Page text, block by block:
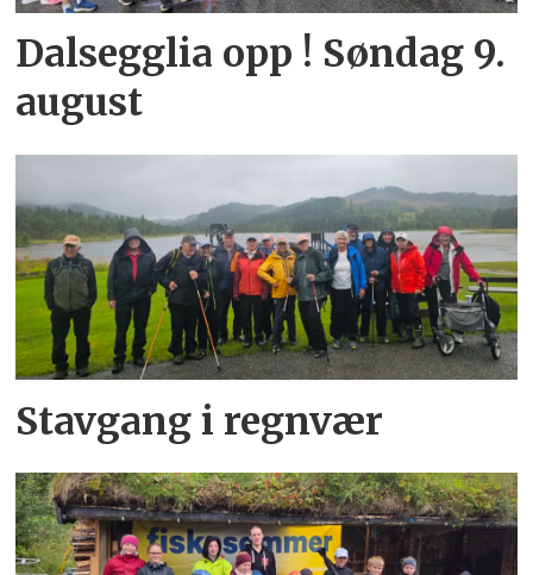
Dalsegglia opp ! Søndag 9.
august
Stavgang i regnvær